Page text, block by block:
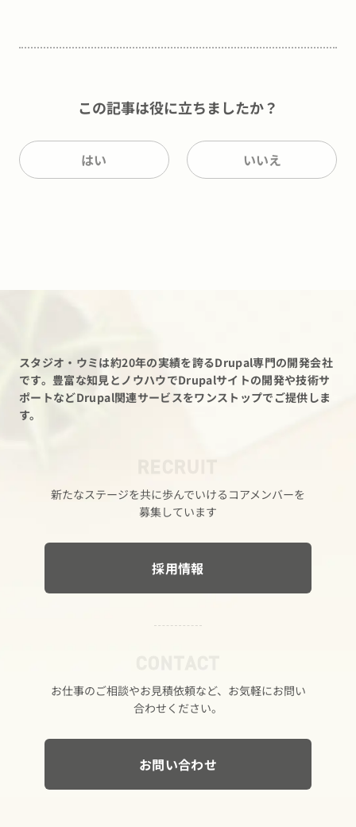
この記事は役に立ちましたか？
はい いいえ
スタジオ・ウミは約20年の実績を誇るDrupal専門の開発会社
です。 豊富な知見とノウハウでDrupalサイトの開発や技術サ
ポートなどDrupal関連サービスをワンストップでご提供しま
す。
新たな​ステージを​共に​歩んでいける​コアメンバーを​
募集しています
採用情報
お仕事の​ご相談や​お見積依頼など、​お気軽に​お問い​
合わせください。
お問い合わせ